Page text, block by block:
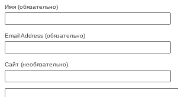
Имя (обязательно)
Email Address (обязательно)
Сайт (необязательно)